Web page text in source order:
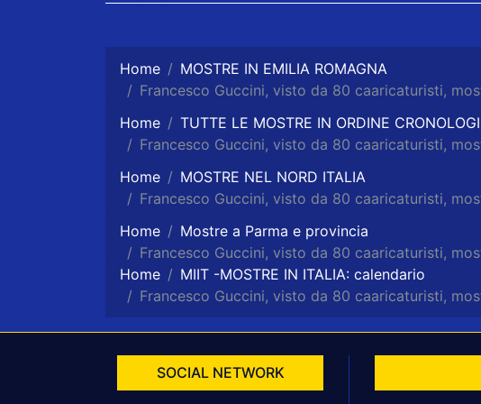
Home
MOSTRE IN EMILIA ROMAGNA
Francesco Guccini, visto da 80 caaricaturisti,
Home
TUTTE LE MOSTRE IN ORDINE
Francesco Guccini, visto da 80 caaricaturisti,
Home
MOSTRE NEL NORD ITALIA
Francesco Guccini, visto da 80 caaricaturisti,
Home
Mostre a Parma e provincia
Francesco Guccini, visto da 80 caaricaturisti,
Home
MIIT -MOSTRE IN ITALIA: calendario
Francesco Guccini, visto da 80 caaricaturisti,
SOCIAL NETWORK